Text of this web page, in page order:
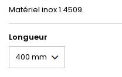
Matériel inox 1.4509.
Longueur